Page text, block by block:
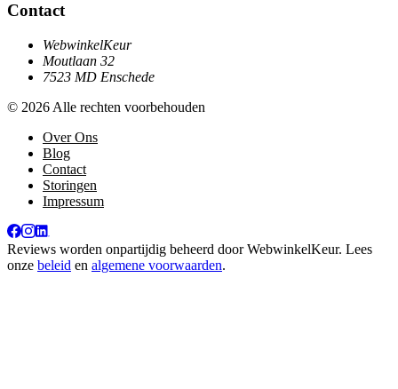
Contact
WebwinkelKeur
Moutlaan 32
7523 MD Enschede
© 2026 Alle rechten voorbehouden
Over Ons
Blog
Contact
Storingen
Impressum
Reviews worden onpartijdig beheerd doorWebwinkelKeur. Lees
onze beleid en algemene voorwaarden.